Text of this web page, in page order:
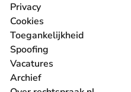
Privacy
Cookies
Toegankelijkheid
Spoofing
Vacatures
- U verlaat Rechtspraak.nl
Archief